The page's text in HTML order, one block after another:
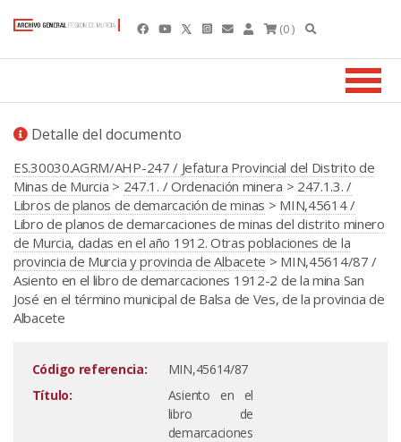
(0 )
Detalle del documento
ES.30030.AGRM/AHP-247 / Jefatura Provincial del Distrito de
Minas de Murcia > 247.1. / Ordenación minera > 247.1.3. /
Libros de planos de demarcación de minas > MIN,45614 /
Libro de planos de demarcaciones de minas del distrito minero
de Murcia, dadas en el año 1912. Otras poblaciones de la
provincia de Murcia y provincia de Albacete > MIN,45614/87 /
Asiento en el libro de demarcaciones 1912-2 de la mina San
José en el término municipal de Balsa de Ves, de la provincia de
Albacete
Código referencia:
MIN,45614/87
Título:
Asiento en el
libro de
demarcaciones